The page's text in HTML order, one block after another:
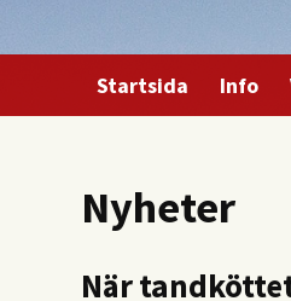
Startsida Info
Nyheter
När